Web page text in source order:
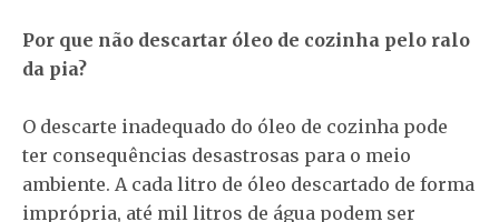
Por que não descartar óleo de cozinha pelo ralo
da pia?
O descarte inadequado do óleo de cozinha pode
ter consequências desastrosas para o meio
ambiente. A cada litro de óleo descartado de forma
imprópria, até mil litros de água podem ser